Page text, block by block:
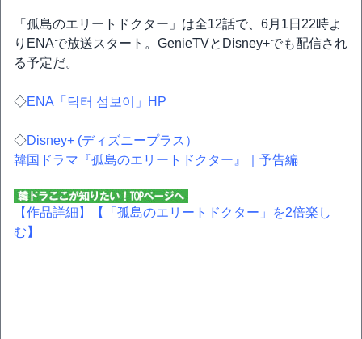
「孤島のエリートドクター」は全12話で、6月1日22時よ
りENAで放送スタート。GenieTVとDisney+でも配信され
る予定だ。
◇ENA「닥터 섬보이」HP
◇Disney+ (ディズニープラス）
韓国ドラマ『孤島のエリートドクター』｜予告編
【作品詳細】
【「孤島のエリートドクター」を2倍楽し
む】